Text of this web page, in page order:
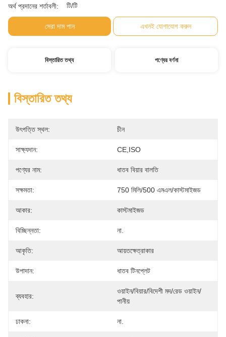
অর্থ প্রদানের শর্তাবলী: টি/টি
সেরা দাম পান এখনই যোগাযোগ করুন
বিস্তারিত তথ্য পণ্যের বর্ণনা
বিস্তারিত তথ্য
উৎপত্তি স্থল: চীন
সাক্ষ্যদান: CE,ISO
পণ্যের নাম: ধাতব বিয়ার বালতি
সক্ষমতা: 750 মিলি/500 এমএল/কাস্টমাইজড
আকার: কাস্টমাইজড
বিচ্ছিন্নতা: না.
আকৃতি: আয়তক্ষেত্রাকার
উপাদান: ধাতব টিনপ্লেট
ব্যবহার:
ওয়াইন/বিয়ার/বিদেশী মদ/রেড ওয়াইন/
পানীয়
ঢাকনা: না.